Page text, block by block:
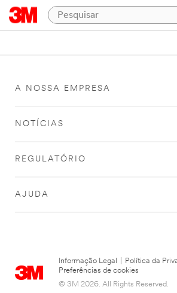
A NOSSA EMPRESA
NOTÍCIAS
REGULATÓRIO
AJUDA
Informação Legal Política da
Preferências de cookies
© 3M 2026. All Rights Reserved.